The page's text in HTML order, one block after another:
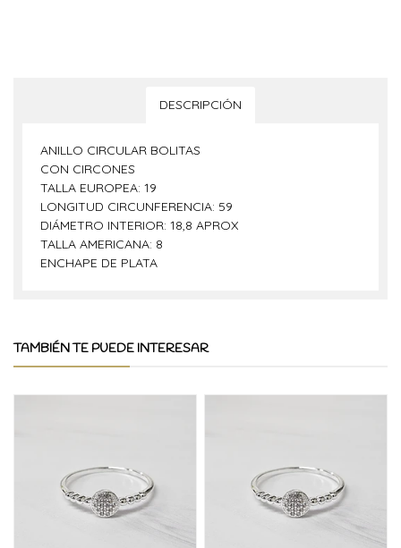
DESCRIPCIÓN
ANILLO CIRCULAR BOLITAS
CON CIRCONES
TALLA EUROPEA: 19
LONGITUD CIRCUNFERENCIA: 59
DIÁMETRO INTERIOR: 18,8 APROX
TALLA AMERICANA: 8
ENCHAPE DE PLATA
TAMBIÉN TE PUEDE INTERESAR